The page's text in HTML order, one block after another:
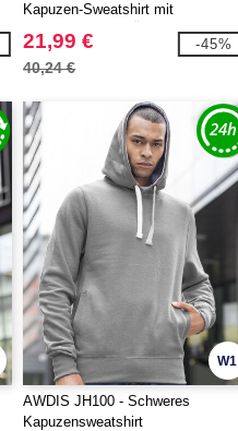
Kapuzen-Sweatshirt mit
kontrastierenden Ärmeln und
Kapuze
21,99 €
40,24 €
-45%
W1
AWDIS JH100 - Schweres
Kapuzensweatshirt